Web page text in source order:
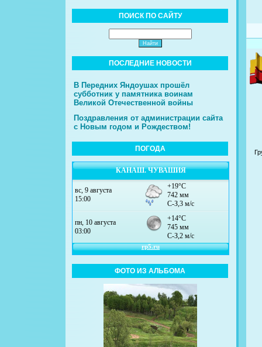
ПОИСК ПО САЙТУ
ПОСЛЕДНИЕ НОВОСТИ
В Передних Яндоушах прошёл
субботник у памятника воинам
Великой Отечественной войны
Поздравления от администрации сайта
с Новым годом и Рождеством!
ПОГОДА
КАНАШ. ЧУВАШИЯ
ФОТО ИЗ АЛЬБОМА